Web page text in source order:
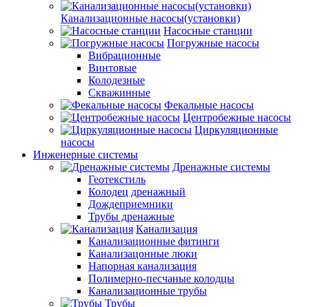
Канализационные насосы(установки)
Насосные станции
Погружные насосы
Вибрационные
Винтовые
Колодезные
Скважинные
Фекальные насосы
Центробежные насосы
Циркуляционные
насосы
Инженерные системы
Дренажные системы
Геотекстиль
Колодец дренажный
Дождеприемники
Трубы дренажные
Канализация
Канализационные фитинги
Канализацонные люки
Напорная канализация
Полимерно-песчаные колодцы
Канализационные трубы
Трубы